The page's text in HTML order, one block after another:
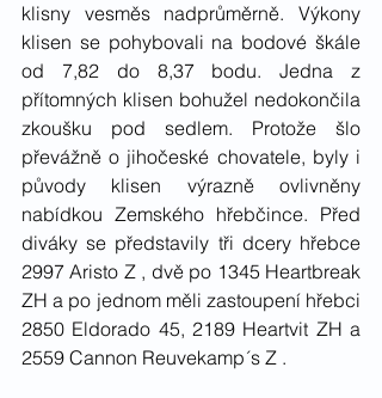
klisny vesměs nadprůměrně. Výkony
klisen se pohybovali na bodové škále
od 7,82 do 8,37 bodu. Jedna z
přítomných klisen bohužel nedokončila
zkoušku pod sedlem. Protože šlo
převážně o jihočeské chovatele, byly i
původy klisen výrazně ovlivněny
nabídkou Zemského hřebčince. Před
diváky se představily tři dcery hřebce
2997 Aristo Z , dvě po 1345 Heartbreak
ZH a po jednom měli zastoupení hřebci
2850 Eldorado 45, 2189 Heartvit ZH a
2559 Cannon Reuvekamp´s Z .